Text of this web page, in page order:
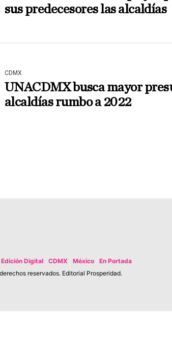
sus predecesores las alcaldías
CDMX
UNACDMX busca mayor
alcaldías rumbo a 2022
Edición Digital CDMX México
En Portada
reservados. Editorial Prosperidad.